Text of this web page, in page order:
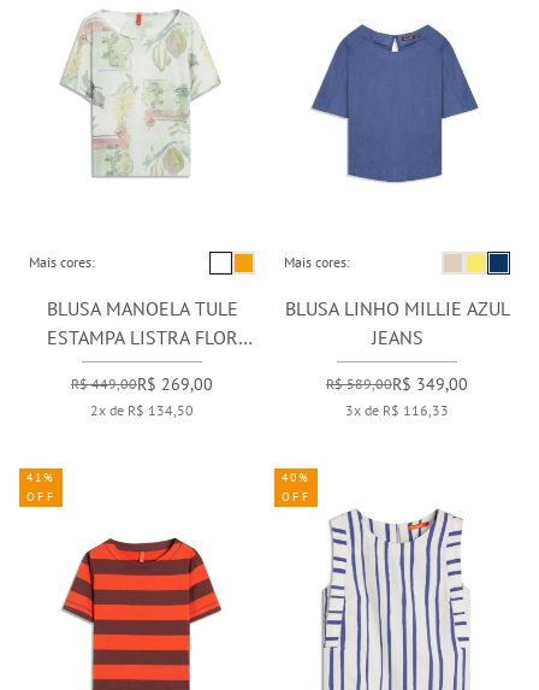
Mais cores:
BLUSA MANOELA TULE
ESTAMPA LISTRA FLOR
BRANCO
R$ 449,00R$ 269,00
2x de R$ 134,50
Mais cores:
BLUSA LINHO MILLIE AZUL
JEANS
R$ 589,00R$ 349,00
3x de R$ 116,33
41%
OFF
40%
OFF